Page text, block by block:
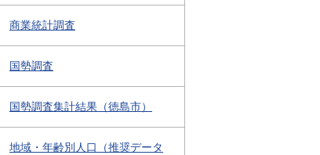
商業統計調査
国勢調査
国勢調査集計結果（徳島市）
地域・年齢別人口（推奨データ